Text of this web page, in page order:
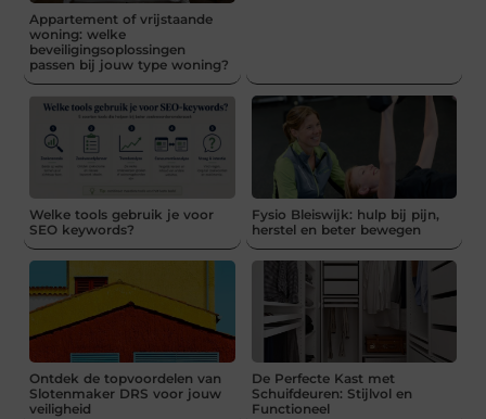
Appartement of vrijstaande
woning: welke
beveiligingsoplossingen
passen bij jouw type woning?
Welke tools gebruik je voor
SEO keywords?
Fysio Bleiswijk: hulp bij pijn,
herstel en beter bewegen
Ontdek de topvoordelen van
Slotenmaker DRS voor jouw
veiligheid
De Perfecte Kast met
Schuifdeuren: Stijlvol en
Functioneel